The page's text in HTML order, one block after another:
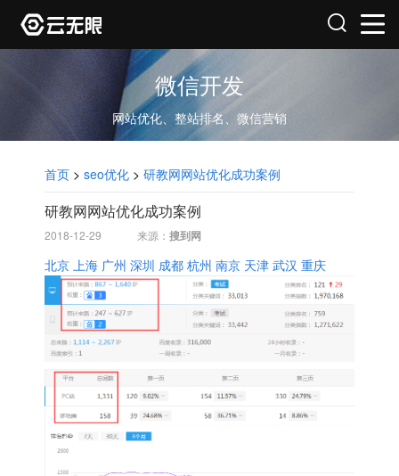
微信开发
网站优化、整站排名、微信营销
首页 > seo优化 > 研教网网站优化成功案例
研教网网站优化成功案例
2018-12-29 来源： 搜到网
北京 上海 广州 深圳 成都 杭州 南京 天津 武汉 重庆